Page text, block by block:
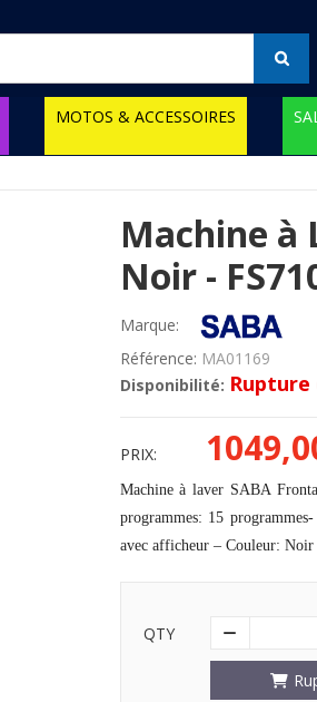
MOTOS & ACCESSOIRES
Machine à
Noir -
Marque:
Référence: MA01169
Disponibilité:
PRIX:
Machine à laver SABA
programmes: 15
avec afficheur – Couleur: Noir
QTY